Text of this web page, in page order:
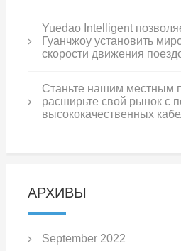
Yuedao Intelligent
Гуанчжоу установить
скорости движения
Станьте нашим местным
расширьте свой рынок с
высококачественных
АРХИВЫ
September 2022